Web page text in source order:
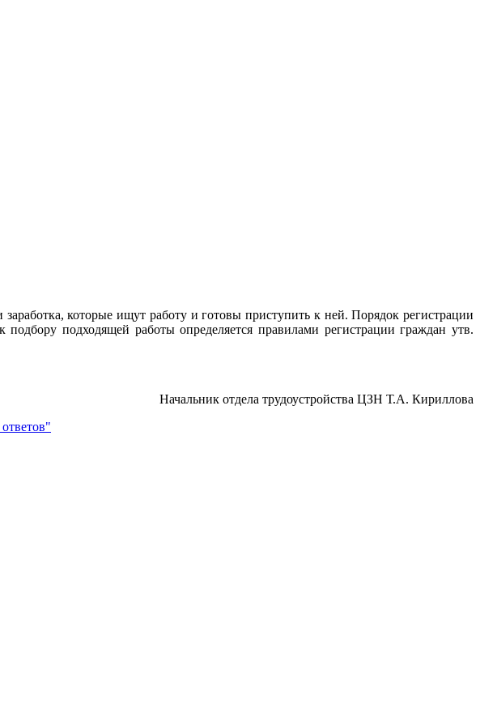
которые ищут работу и готовы приступить к ней. Порядок регистрации
подходящей работы определяется правилами регистрации граждан утв.
Начальник отдела трудоустройства ЦЗН Т.А. Кириллова